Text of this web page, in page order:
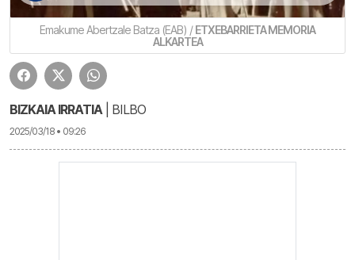
Emakume Abertzale Batza (EAB) /ETXEBARRIETA MEMORIA
ALKARTEA
BIZKAIA IRRATIA| BILBO
2025/03/18 • 09:26